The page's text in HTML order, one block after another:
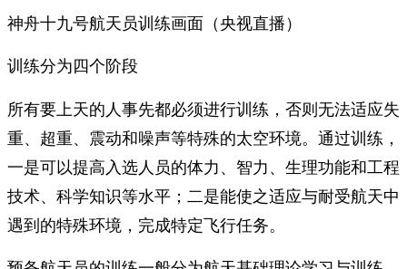
神舟十九号航天员训练画面（央视直播）
训练分为四个阶段
所有要上天的人事先都必须进行训练，否则无法适应失
重、超重、震动和噪声等特殊的太空环境。通过训练，
一是可以提高入选人员的体力、智力、生理功能和工程
技术、科学知识等水平；二是能使之适应与耐受航天中
遇到的特殊环境，完成特定飞行任务。